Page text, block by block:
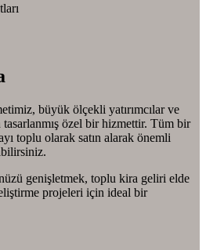
büyük ölçekli yatırımcılar ve
özel bir hizmettir. Tüm bir
toplu olarak satın alarak önemli
genişletmek, toplu kira geliri elde
projeleri için ideal bir